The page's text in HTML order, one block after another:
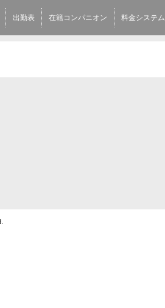
出勤表 在籍コンパニオン 料金システム